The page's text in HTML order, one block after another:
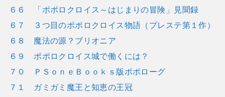
６６ 「ポポロクロイス～はじまりの冒険」見聞録
６７ ３つ目のポポロクロイス物語（プレステ第１作）
６８ 魔法の源？ブリオニア
６９ ポポロクロイス城で働くには？
７０ ＰＳｏｎｅＢｏｏｋｓ版ポポローグ
７１ ガミガミ魔王と知恵の王冠